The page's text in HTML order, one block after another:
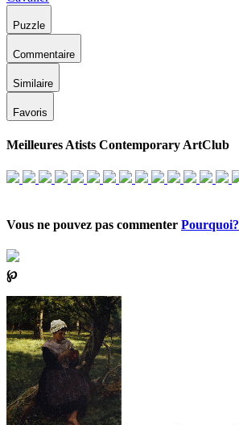
Puzzle
Commentaire
Similaire
Favoris
Meilleures Atists Contemporary ArtClub
Vous ne pouvez pas commenter Pourquoi?
℘